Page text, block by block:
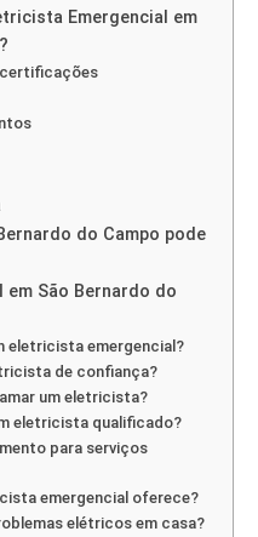
Emergencial em
certificações
do Campo pode
em São Bernardo do
eletricista emergencial?
de confiança?
um eletricista?
eletricista qualificado?
para serviços
emergencial oferece?
elétricos em casa?